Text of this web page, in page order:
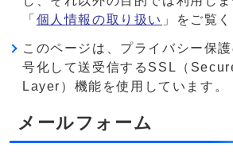
「 個人情報の取り扱い 」をご覧
このページは、プライバシー保
号化して送受信するSSL（
Layer）機能を使用しています。
メールフォーム